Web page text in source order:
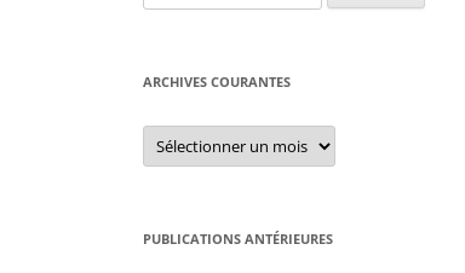
ARCHIVES COURANTES
Archives
courantes
PUBLICATIONS ANTÉRIEURES